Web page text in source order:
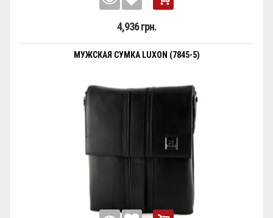
4,936 грн.
МУЖСКАЯ СУМКА LUXON (7845-5)